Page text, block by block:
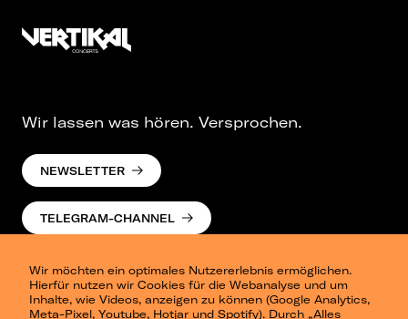
Wir möchten ein optimales Nutzererlebnis ermöglichen.
Hierfür nutzen wir Cookies für die Webanalyse und um
Inhalte, wie Videos, anzeigen zu können (Google Analytics,
Meta-Pixel, Youtube, Hotjar und Spotify). Durch „Alles
Wir lassen was hören. Versprochen.
NEWSLETTER
TELEGRAM-CHANNEL